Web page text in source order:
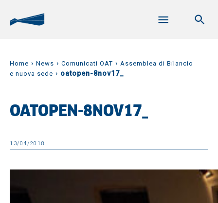
Home › News › Comunicati OAT › Assemblea di Bilancio
e nuova sede › oatopen-8nov17_
OATOPEN-8NOV17_
13/04/2018